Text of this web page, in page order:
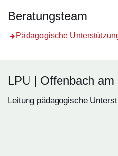
Beratungsteam
Pädagogische
LPU | Offenbach am
Leitung pädagogische